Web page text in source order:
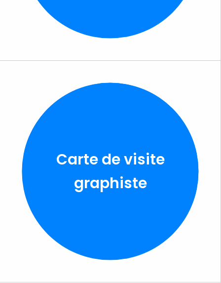
Carte de visite
graphiste